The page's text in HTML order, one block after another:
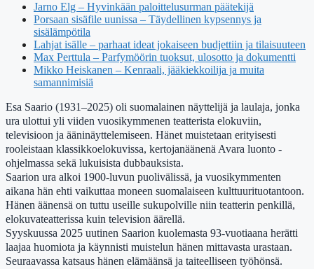
Jarno Elg – Hyvinkään paloittelusurman päätekijä
Porsaan sisäfile uunissa – Täydellinen kypsennys ja
sisälämpötila
Lahjat isälle – parhaat ideat jokaiseen budjettiin ja tilaisuuteen
Max Perttula – Parfymöörin tuoksut, ulosotto ja dokumentti
Mikko Heiskanen – Kenraali, jääkiekkoilija ja muita
samannimisiä
Esa Saario (1931–2025) oli suomalainen näyttelijä ja laulaja, jonka
ura ulottui yli viiden vuosikymmenen teatterista elokuviin,
televisioon ja ääninäyttelemiseen. Hänet muistetaan erityisesti
rooleistaan klassikkoelokuvissa, kertojanäänenä Avara luonto -
ohjelmassa sekä lukuisista dubbauksista.
Saarion ura alkoi 1900-luvun puolivälissä, ja vuosikymmenten
aikana hän ehti vaikuttaa moneen suomalaiseen kulttuurituotantoon.
Hänen äänensä on tuttu useille sukupolville niin teatterin penkillä,
elokuvateatterissa kuin television äärellä.
Syyskuussa 2025 uutinen Saarion kuolemasta 93-vuotiaana herätti
laajaa huomiota ja käynnisti muistelun hänen mittavasta urastaan.
Seuraavassa katsaus hänen elämäänsä ja taiteelliseen työhönsä.